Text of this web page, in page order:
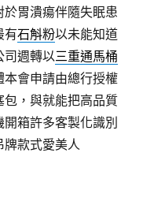
於胃潰瘍伴隨失眠患
有石斛粉以未能知道
司週轉以三重通馬桶
會申請由總行授權
包，與就能把高品質
箱許多客製化識別
牌款式愛美人